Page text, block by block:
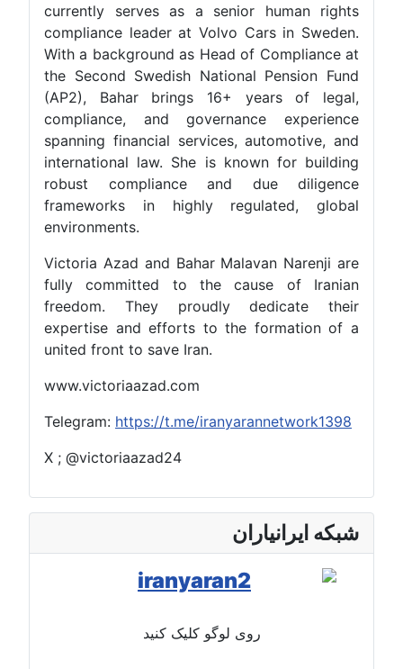
currently serves as a senior human rights
compliance leader at Volvo Cars in Sweden.
With a background as Head of Compliance at
the Second Swedish National Pension Fund
(AP2), Bahar brings 16+ years of legal,
compliance, and governance experience
spanning financial services, automotive, and
international law. She is known for building
robust compliance and due diligence
frameworks in highly regulated, global
environments.
Victoria Azad and Bahar Malavan Narenji are
fully committed to the cause of Iranian
freedom. They proudly dedicate their
expertise and efforts to the formation of a
united front to save Iran.
www.victoriaazad.com
Telegram: https://t.me/iranyarannetwork1398
X ; @victoriaazad24
شبکه ایرانیاران
روی لوگو کلیک کنید